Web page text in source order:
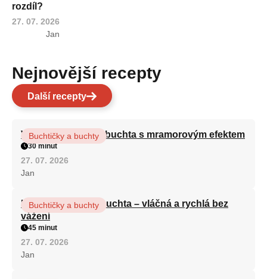
rozdíl?
27. 07. 2026
Jan
Nejnovější recepty
Další recepty
Vláčná olejová litá buchta s mramorovým efektem
Buchtičky a buchty
30 minut
27. 07. 2026
Jan
Hrnková maková buchta – vláčná a rychlá bez
vážení
Buchtičky a buchty
45 minut
27. 07. 2026
Jan